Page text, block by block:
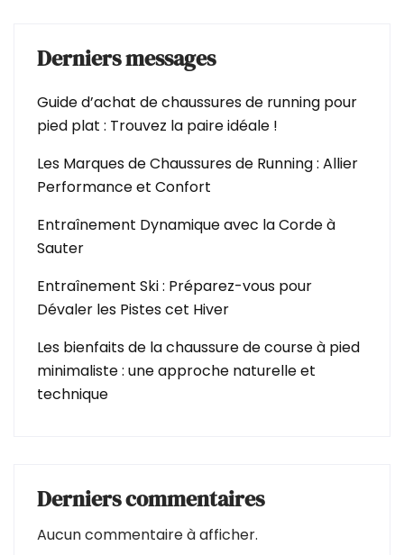
Derniers messages
Guide d’achat de chaussures de running pour
pied plat : Trouvez la paire idéale !
Les Marques de Chaussures de Running : Allier
Performance et Confort
Entraînement Dynamique avec la Corde à
Sauter
Entraînement Ski : Préparez-vous pour
Dévaler les Pistes cet Hiver
Les bienfaits de la chaussure de course à pied
minimaliste : une approche naturelle et
technique
Derniers commentaires
Aucun commentaire à afficher.